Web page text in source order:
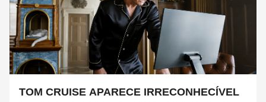
TOM CRUISE APARECE IRRECONHECÍVEL